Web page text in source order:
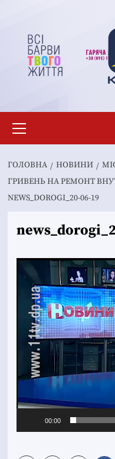
вмісту
меню
ГОЛОВНА НОВИНИ
ГРИВЕНЬ НА РЕМОНТ
NEWS_DOROGI_20-06-19
Відеопрогравач
00:00